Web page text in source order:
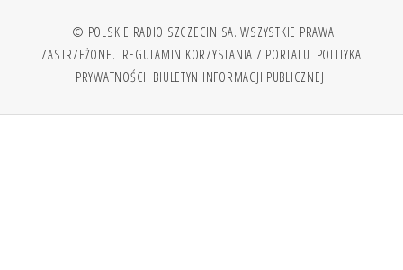
© POLSKIE RADIO SZCZECIN SA. WSZYSTKIE PRAWA
ZASTRZEŻONE. REGULAMIN KORZYSTANIA Z PORTALU POLITYKA
PRYWATNOŚCI BIULETYN INFORMACJI PUBLICZNEJ